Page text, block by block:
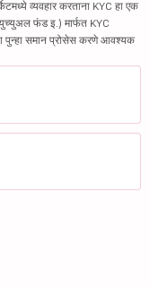
व्यवहार करताना KYC हा एक
फंड इ.) मार्फत KYC
पुन्हा समान प्रोसेस करणे आवश्यक